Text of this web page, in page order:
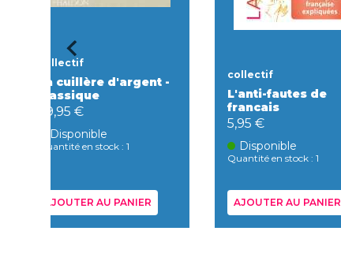
collectif
La cuillère d'argent -
classique
49,95 €
Disponible
Quantité en stock : 1
AJOUTER AU PANIER
collectif
L'anti-fautes de
francais
5,95 €
Disponible
Quantité en stock : 1
AJOUTER AU PANIER